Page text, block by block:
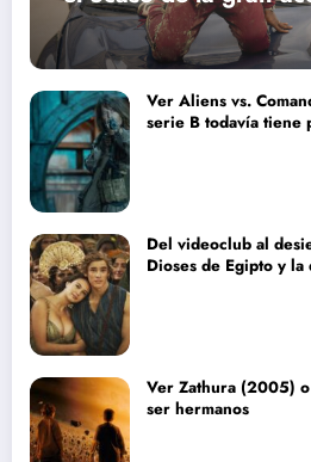
Ver Aliens vs.
serie B todavía tiene
Del videoclub al
Dioses de Egipto y
Ver Zathura (2005)
ser hermanos